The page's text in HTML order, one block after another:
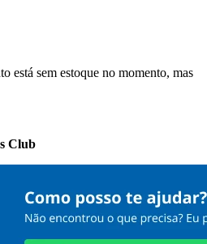
está sem estoque no momento, mas
Club